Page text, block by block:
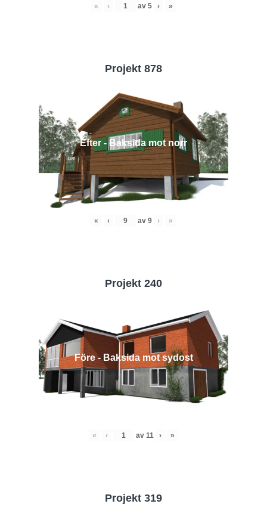
« ‹ av 5 › »
Projekt 878
Efter - Baksida mot norr
« ‹ av 9 › »
Projekt 240
Före - Baksida mot sydost
« ‹ av 11 › »
Projekt 319